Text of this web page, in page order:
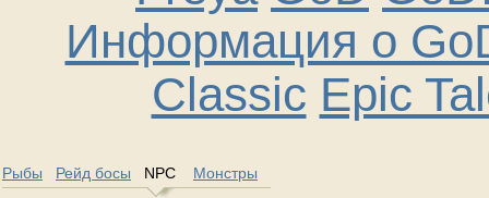
Информация о
Classic Epic
Рыбы Рейд босы NPC Монстры